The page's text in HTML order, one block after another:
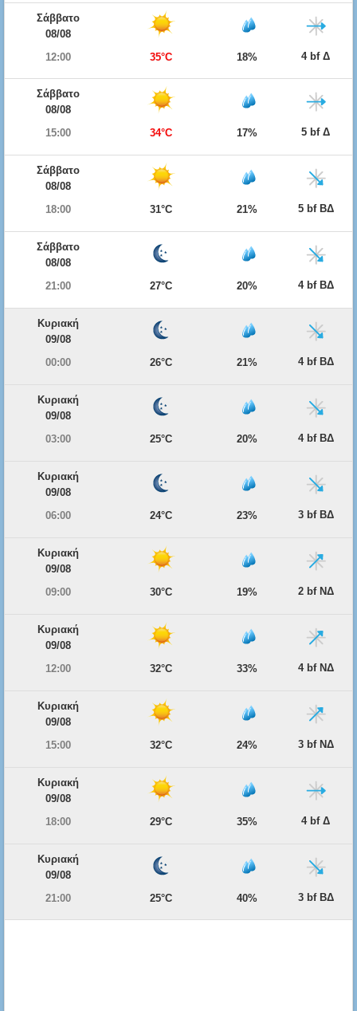
Σάββατο
08/08
12:00
35°C 18% 4 bf Δ
Σάββατο
08/08
15:00
34°C 17% 5 bf Δ
Σάββατο
08/08
18:00
31°C 21% 5 bf ΒΔ
Σάββατο
08/08
21:00
27°C 20% 4 bf ΒΔ
Κυριακή
09/08
00:00
26°C 21% 4 bf ΒΔ
Κυριακή
09/08
03:00
25°C 20% 4 bf ΒΔ
Κυριακή
09/08
06:00
24°C 23% 3 bf ΒΔ
Κυριακή
09/08
09:00
30°C 19% 2 bf ΝΔ
Κυριακή
09/08
12:00
32°C 33% 4 bf ΝΔ
Κυριακή
09/08
15:00
32°C 24% 3 bf ΝΔ
Κυριακή
09/08
18:00
29°C 35% 4 bf Δ
Κυριακή
09/08
21:00
25°C 40% 3 bf ΒΔ